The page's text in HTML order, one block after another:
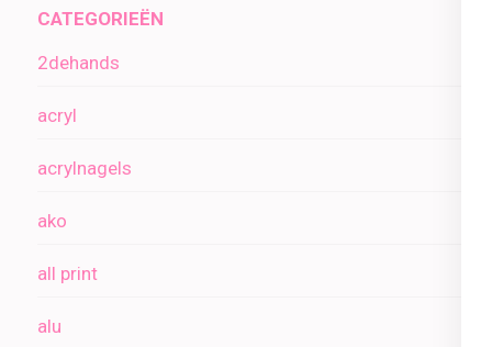
CATEGORIEËN
2dehands
acryl
acrylnagels
ako
all print
alu